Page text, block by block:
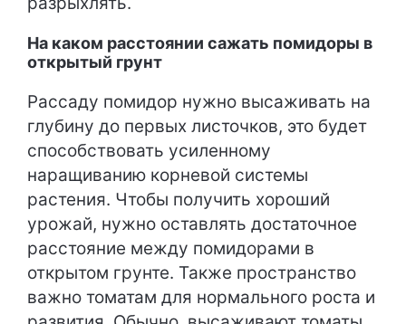
На каком расстоянии сажать помидоры в
открытый грунт
Рассаду помидор нужно высаживать на
глубину до первых листочков, это будет
способствовать усиленному
наращиванию корневой системы
растения. Чтобы получить хороший
урожай, нужно оставлять достаточное
расстояние между помидорами в
открытом грунте. Также пространство
важно томатам для нормального роста и